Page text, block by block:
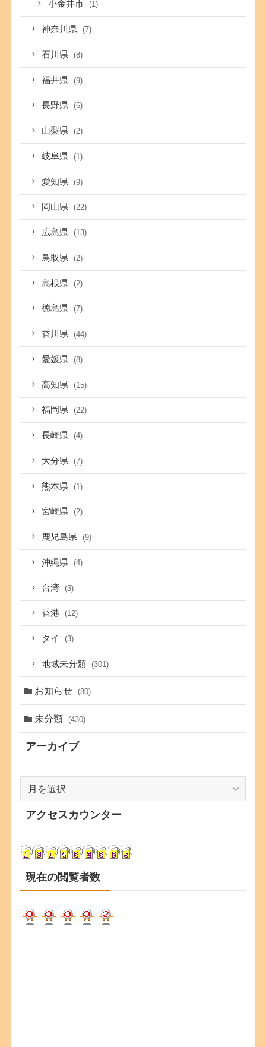
小金井市 (1)
神奈川県 (7)
石川県 (8)
福井県 (9)
長野県 (6)
山梨県 (2)
岐阜県 (1)
愛知県 (9)
岡山県 (22)
広島県 (13)
鳥取県 (2)
島根県 (2)
徳島県 (7)
香川県 (44)
愛媛県 (8)
高知県 (15)
福岡県 (22)
長崎県 (4)
大分県 (7)
熊本県 (1)
宮崎県 (2)
鹿児島県 (9)
沖縄県 (4)
台湾 (3)
香港 (12)
タイ (3)
地域未分類 (301)
お知らせ (80)
未分類 (430)
アーカイブ
カ
イ
アクセスカウンター
現在の閲覧者数